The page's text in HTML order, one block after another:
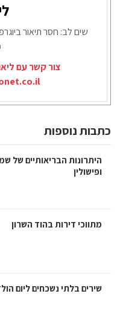
שים לב: חסר תיאור
צור קשר עם
כתבות נוספות
היתרונות הבריאותיים של
ופישולין
מתווכי דירות בהוד השרון
שירים בלתי נשכחים ליום